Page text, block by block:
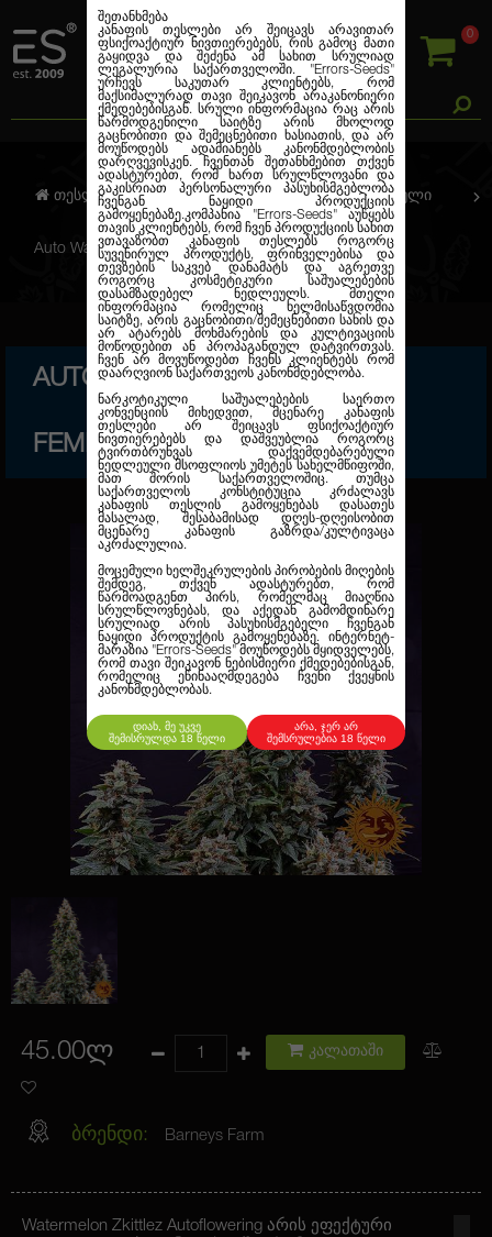
0
შეთანხმება
კანაფის თესლები არ შეიცავს არავითარ
ფსიქოაქტიურ ნივთიერებებს, რის გამოც მათი
გაყიდვა და შეძენა ამ სახით სრულიად
ლეგალურია საქართველოში. "Errors-Seeds"
ურჩევს საკუთარ კლიენტებს, რომ
მაქსიმალურად თავი შეიკავონ არაკანონიერი
ქმედებებისგან. სრული ინფორმაცია რაც არის
წარმოდგენილი საიტზე არის მხოლოდ
გაცნობითი და შემეცნებითი ხასიათის, და არ
მოუწოდებს ადამიანებს კანონმდებლობის
დარღვევისკენ. ჩვენთან შეთანხმებით თქვენ
ადასტურებთ, რომ ხართ სრულწლოვანი და
გაკისრიათ პერსონალური პასუხისმგებლობა
ჩვენგან ნაყიდი პროდუქციის
გამოყენებაზე.კომპანია
"Errors-Seeds" აუწყებს
თავის კლიენტებს, რომ ჩვენ პროდუქციის სახით
ვთავაზობთ კანაფის თესლებს როგორც
სუვენირულ პროდუქტს, ფრინველებისა და
თევზების საკვებ დანამატს და აგრეთვე
როგორც კოსმეტიკური საშუალებების
დასამზადებელ ნედლეულს. მთელი
ინფორმაცია რომელიც ხელმისაწვდომია
საიტზე, არის გაცნობითი/შემეცნებითი სახის და
არ ატარებს მოხმარების და კულტივაციის
მოწოდებით ან პროპაგანდულ დატვირთვას.
ჩვენ არ მოვუწოდებთ ჩვენს კლიენტებს რომ
დაარღვიონ საქართვეოს კანონმდებლობა.
ნარკოტიკული საშუალებების საერთო
კონვენციის მიხედვით, მცენარე კანაფის
თესლები არ შეიცავს ფსიქოაქტიურ
ნივთიერებებს და დაშვეუბლია როგორც
ტვირთბრუნვას დაქვემდებარებული
ნედლეული მსოფლიოს უმეტეს სახელმწიფოში,
მათ შორის საქართველოშიც. თუმცა
საქართველოს კონსტიტუცია კრძალავს
კანაფის თესლის გამოყენებას დასათეს
მასალად, შესაბამისად დღეს-დღეისობით
მცენარე კანაფის გაზრდა/კულტივაცა
აკრძალულია.
მოცემული ხელშეკრულების პირობების მიღების
შემდეგ, თქვენ ადასტურებთ, რომ
წარმოადგენთ პირს, რომელმაც მიაღწია
სრულწლოვნებას, და აქედან გამომდინარე
სრულიად არის პასუხისმგებელი ჩვენგან
ნაყიდი პროდუქტის გამოყენებაზე. ინტერნეტ-
მარაზია "Errors-Seeds" მოუწოდებს მყიდველებს,
რომ თავი შეიკავონ ნებისმიერი ქმედებებისგან,
რომელიც ეწინააღმდეგება ჩვენი ქვეყნის
კანონმდებლობას.
დიახ, მე უკვე
შემისრულდა 18 წელი
არა, ჯერ არ
შემსრულებია 18 წელი
თესლების კანაფი ავტო. ფემინიზირებული
Auto Watermelon Zkittlez Feminised
AUTO WATERMELON ZKITTLEZ
FEMINISED
45.00ლ კალათაში
ბრენდი: Barneys Farm
Watermelon Zkittlez Autoflowering არის ეფექტური